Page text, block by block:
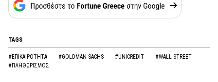
TAGS
#ΕΠΙΚΑΙΡΟΤΗΤΑ #GOLDMAN SACHS #UNICREDIT
#WALL STREET
#ΠΛΗΘΩΡΙΣΜΟΣ